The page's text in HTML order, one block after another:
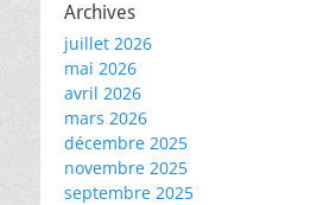
Archives
juillet 2026
mai 2026
avril 2026
mars 2026
décembre 2025
novembre 2025
septembre 2025